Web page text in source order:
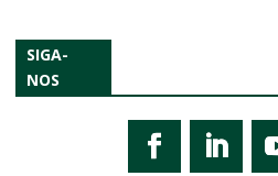
SIGA-
NOS